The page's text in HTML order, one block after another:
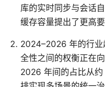
库的实时同步与会话
缓存容量提出了更高
2024–2026 年的行业
全性之间的权衡正在
2026 年间的占比从